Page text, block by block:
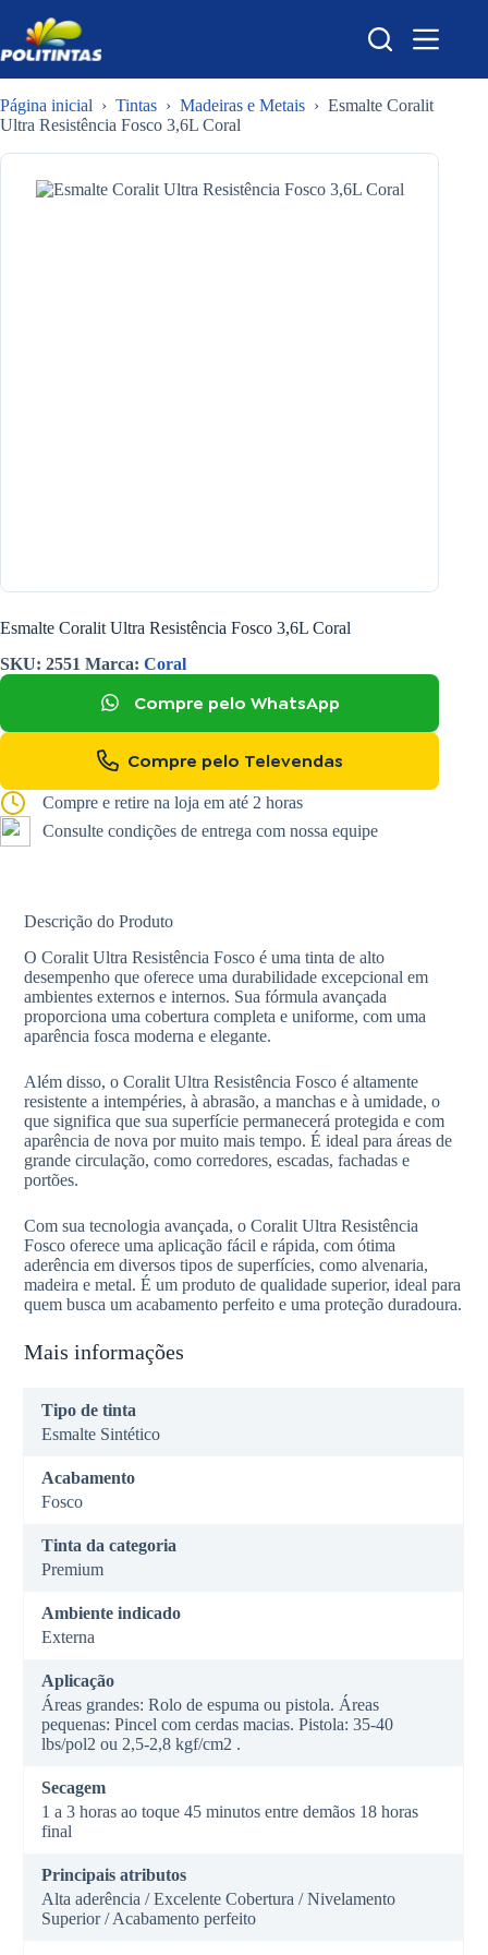
para
o
conteúdo
Página inicial › Tintas › Madeiras e Metais › Esmalte Coralit
Ultra Resistência Fosco 3,6L Coral
Esmalte Coralit Ultra Resistência Fosco 3,6L Coral
SKU: 2551 Marca: Coral
Compre pelo WhatsApp
Compre pelo Televendas
Compre e retire na loja em até 2 horas
Consulte condições de entrega com nossa equipe
Descrição do Produto
O Coralit Ultra Resistência Fosco é uma tinta de alto
desempenho que oferece uma durabilidade excepcional em
ambientes externos e internos. Sua fórmula avançada
proporciona uma cobertura completa e uniforme, com uma
aparência fosca moderna e elegante.
Além disso, o Coralit Ultra Resistência Fosco é altamente
resistente a intempéries, à abrasão, a manchas e à umidade, o
que significa que sua superfície permanecerá protegida e com
aparência de nova por muito mais tempo. É ideal para áreas de
grande circulação, como corredores, escadas, fachadas e
portões.
Com sua tecnologia avançada, o Coralit Ultra Resistência
Fosco oferece uma aplicação fácil e rápida, com ótima
aderência em diversos tipos de superfícies, como alvenaria,
madeira e metal. É um produto de qualidade superior, ideal para
quem busca um acabamento perfeito e uma proteção duradoura.
Mais informações
Tipo de tinta
Esmalte Sintético
Acabamento
Fosco
Tinta da categoria
Premium
Ambiente indicado
Externa
Aplicação
Áreas grandes: Rolo de espuma ou pistola. Áreas
pequenas: Pincel com cerdas macias. Pistola: 35-40
lbs/pol2 ou 2,5-2,8 kgf/cm2 .
Secagem
1 a 3 horas ao toque 45 minutos entre demãos 18 horas
final
Principais atributos
Alta aderência / Excelente Cobertura / Nivelamento
Superior / Acabamento perfeito